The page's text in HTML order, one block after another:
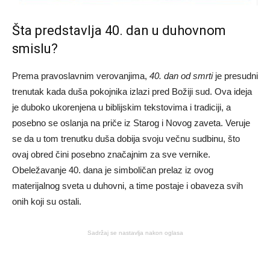
Šta predstavlja 40. dan u duhovnom
smislu?
Prema pravoslavnim verovanjima, 40. dan od smrtije presudni
trenutak kada duša pokojnika izlazi pred Božiji sud. Ova ideja
je duboko ukorenjena u biblijskim tekstovima i tradiciji, a
posebno se oslanja na priče iz Starog i Novog zaveta. Veruje
se da u tom trenutku duša dobija svoju večnu sudbinu, što
ovaj obred čini posebno značajnim za sve vernike.
Obeležavanje 40. dana je simboličan prelaz iz ovog
materijalnog sveta u duhovni, a time postaje i obaveza svih
onih koji su ostali.
Sadržaj se nastavlja nakon oglasa